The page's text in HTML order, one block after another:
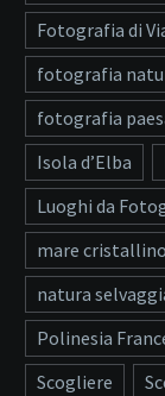
Fotografia di
fotografia
fotografia
Isola d’Elba
Luoghi da
mare cristallino
natura
Polinesia
Scogliere